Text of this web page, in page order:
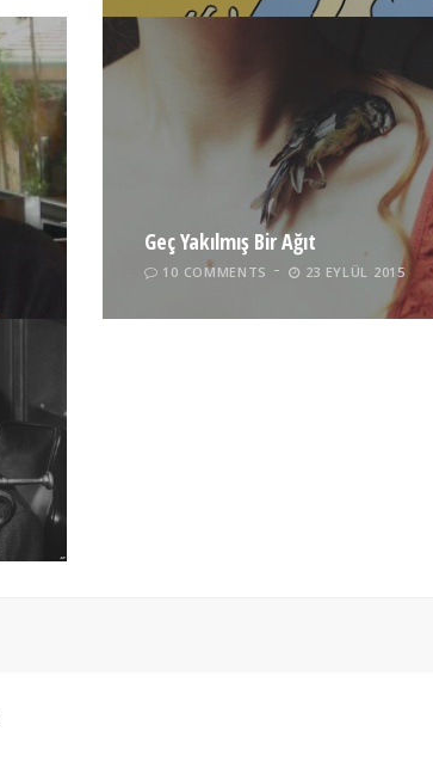
Geç Yakılmış Bir Ağıt
10 COMMENTS 23 EYLÜL 2015